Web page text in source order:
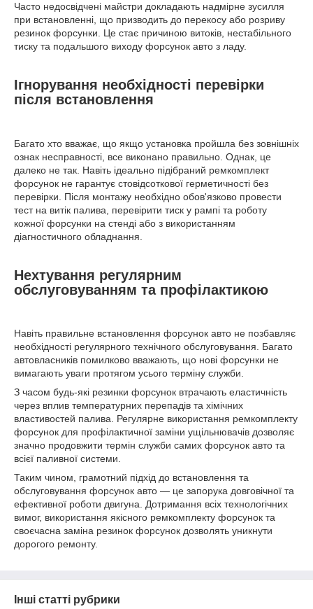
Часто недосвідчені майстри докладають надмірне зусилля
при встановленні, що призводить до перекосу або розриву
резинок форсунки. Це стає причиною витоків, нестабільного
тиску та подальшого виходу форсунок авто з ладу.
Ігнорування необхідності перевірки
після встановлення
Багато хто вважає, що якщо установка пройшла без зовнішніх
ознак несправності, все виконано правильно. Однак, це
далеко не так. Навіть ідеально підібраний ремкомплект
форсунок не гарантує стовідсоткової герметичності без
перевірки. Після монтажу необхідно обов'язково провести
тест на витік палива, перевірити тиск у рампі та роботу
кожної форсунки на стенді або з використанням
діагностичного обладнання.
Нехтування регулярним
обслуговуванням та профілактикою
Навіть правильне встановлення форсунок авто не позбавляє
необхідності регулярного технічного обслуговування. Багато
автовласників помилково вважають, що нові форсунки не
вимагають уваги протягом усього терміну служби.
З часом будь-які резинки форсунок втрачають еластичність
через вплив температурних перепадів та хімічних
властивостей палива. Регулярне використання ремкомплекту
форсунок для профілактичної заміни ущільнювачів дозволяє
значно продовжити термін служби самих форсунок авто та
всієї паливної системи.
Таким чином, грамотний підхід до встановлення та
обслуговування форсунок авто — це запорука довговічної та
ефективної роботи двигуна. Дотримання всіх технологічних
вимог, використання якісного ремкомплекту форсунок та
своєчасна заміна резинок форсунок дозволять уникнути
дорогого ремонту.
Інші статті рубрики